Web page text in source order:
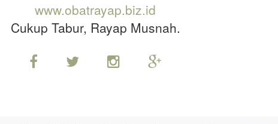
www.obatrayap.biz.id
Cukup Tabur, Rayap Musnah.